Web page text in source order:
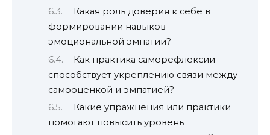
Какая роль доверия к себе в
формировании навыков
эмоциональной эмпатии?
Как практика саморефлексии
способствует укреплению связи между
самооценкой и эмпатией?
Какие упражнения или практики
помогают повысить уровень